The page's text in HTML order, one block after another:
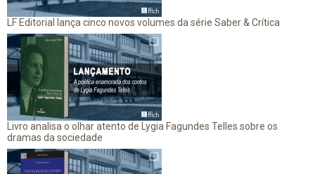
LF Editorial lança cinco novos volumes da série Saber & Crítica
Livro analisa o olhar atento de Lygia Fagundes Telles sobre os
dramas da sociedade